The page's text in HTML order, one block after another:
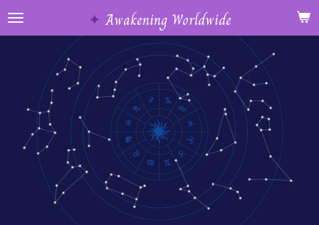
Ga
direct
hoofdinhoud
✦ Awakening Worldwide